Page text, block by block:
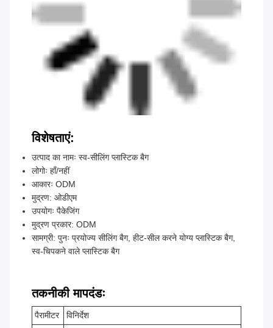
विशेषताएं:
उत्पाद का नामः स्व-सीलिंग प्लास्टिक बैग
लोगोः हाँ/नहीं
आकारः ODM
मुद्रण: ओडीएम
उपयोगः पैकेजिंग
मुद्रण प्रकार: ODM
सामग्री: पुनः प्रयोज्य सीलिंग बैग, हीट-सील करने योग्य प्लास्टिक बैग,
स्व-चिपकने वाले प्लास्टिक बैग
तकनीकी मापदंडः
पैरामीटर विनिर्देश